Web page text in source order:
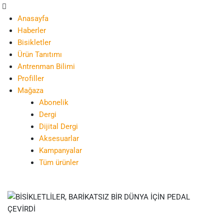
Anasayfa
Haberler
Bisikletler
Ürün Tanıtımı
Antrenman Bilimi
Profiller
Mağaza
Abonelik
Dergi
Dijital Dergi
Aksesuarlar
Kampanyalar
Tüm ürünler